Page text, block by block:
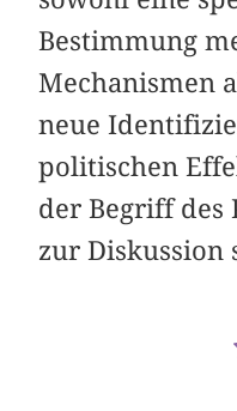
Bestimmung
Mechanismen
neue
politischen
der Begriff des
zur Diskussion